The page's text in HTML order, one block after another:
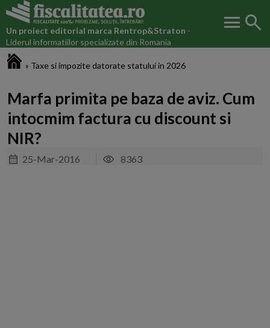
Un proiect editorial marca Rentrop&Straton -
Liderul informatiilor specializate din Romania
menu search
» Taxe si impozite datorate statului in 2026
Marfa primita pe baza de aviz. Cum
intocmim factura cu discount si
NIR?
25-Mar-2016 8363